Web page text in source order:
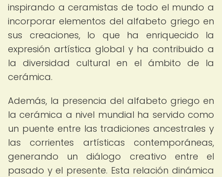
inspirando a ceramistas de todo el mundo a
incorporar elementos del alfabeto griego en
sus creaciones, lo que ha enriquecido la
expresión artística global y ha contribuido a
la diversidad cultural en el ámbito de la
cerámica.
Además, la presencia del alfabeto griego en
la cerámica a nivel mundial ha servido como
un puente entre las tradiciones ancestrales y
las corrientes artísticas contemporáneas,
generando un diálogo creativo entre el
pasado y el presente. Esta relación dinámica